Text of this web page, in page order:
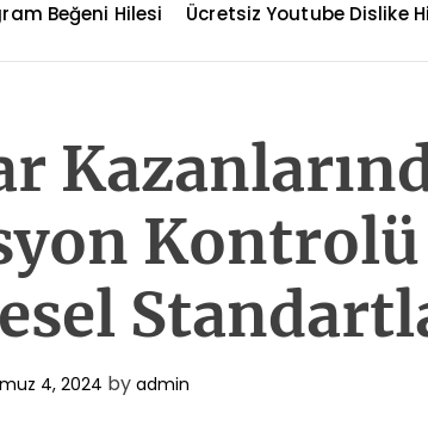
Beğeni Hilesi
Ücretsiz Youtube Dislike
Kontrolü
4, 2024 by admin